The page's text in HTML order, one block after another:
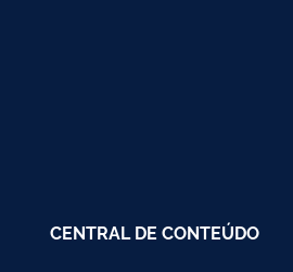
CENTRAL DE CONTEÚDO